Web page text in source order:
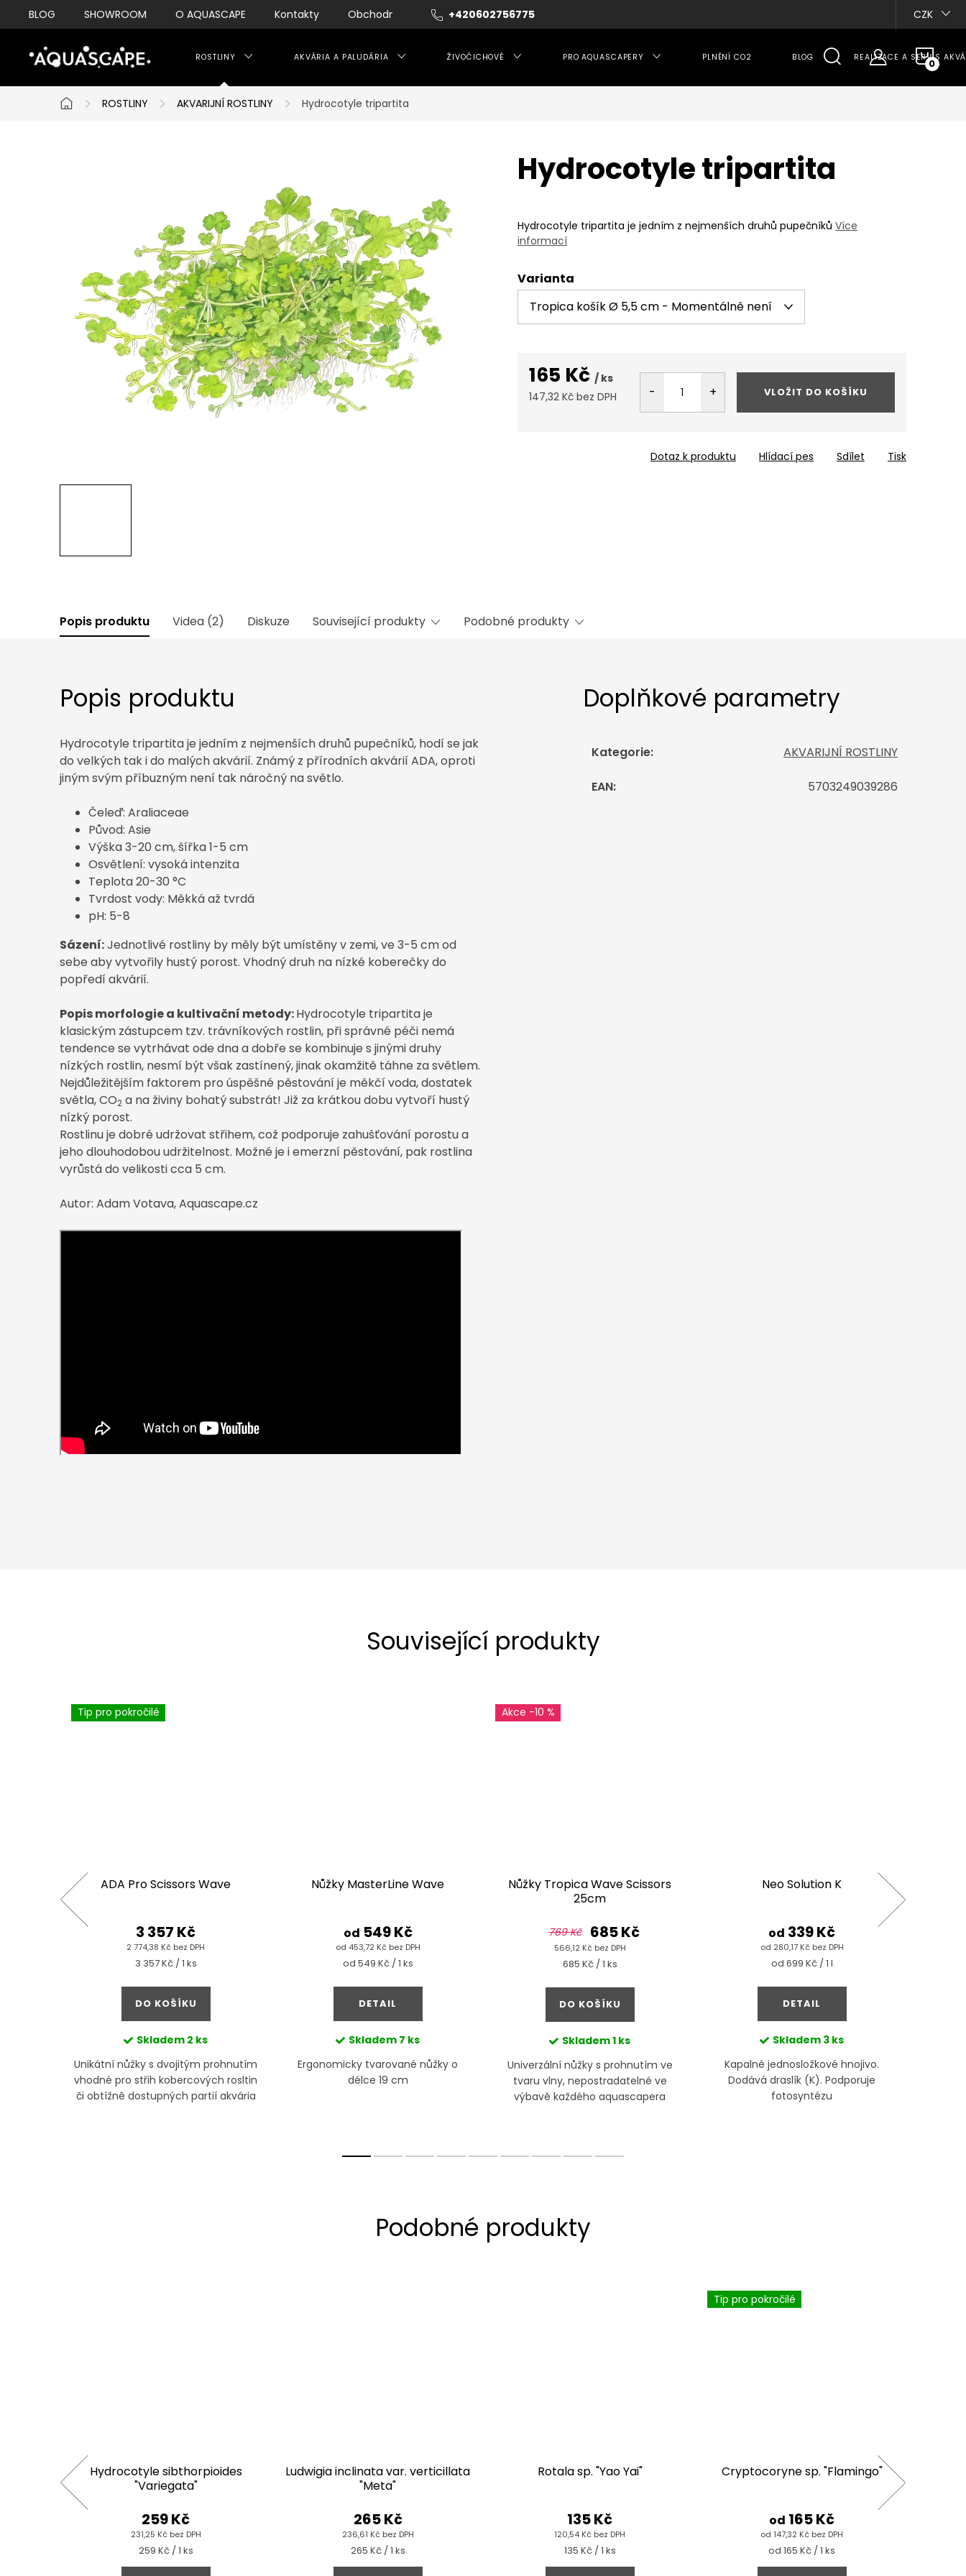
Přejít
na
+420602756775
BLOG SHOWROOM O AQUASCAPE Kontakty Obchodní podmínky Moje objednávka CZK
ROSTLINY AKVÁRIA A PALUDÁRIA ŽIVOČICHOVÉ PRO AQUASCAPERY PLNĚNÍ CO2 BLOG REALIZACE A SERVIS
Domů
ROSTLINY AKVARIJNÍ ROSTLINY Hydrocotyle tripartita
Hydrocotyle tripartita
Hydrocotyle tripartita je jedním z nejmenších druhů pupečníků Více
informací
Varianta
165 Kč / ks
147,32 Kč bez DPH
VLOŽIT DO KOŠÍKU
Tisk
Dotaz k produktu Hlídací pes Sdílet
Popis produktu Videa (2) Diskuze Související produkty Podobné produkty
Popis produktu
Hydrocotyle tripartita je jedním z nejmenších druhů pupečníků, hodí se jak
do velkých tak i do malých akvárií. Známý z přírodních akvárií ADA, oproti
jiným svým příbuzným není tak náročný na světlo.
Čeleď: Araliaceae
Původ: Asie
Výška 3-20 cm, šířka 1-5 cm
Osvětlení: vysoká intenzita
Teplota 20-30 °C
Tvrdost vody: Měkká až tvrdá
pH: 5-8
Sázení:Jednotlivé rostliny by měly být umístěny v zemi, ve 3-5 cm od
sebe aby vytvořily hustý porost. Vhodný druh na nízké koberečky do
popředí akvárií.
Popis morfologie a kultivační metody:Hydrocotyle tripartita je
klasickým zástupcem tzv. trávníkových rostlin, při správné péči nemá
tendence se vytrhávat ode dna a dobře se kombinuje s jinými druhy
nízkých rostlin, nesmí být však zastínený, jinak okamžitě táhne za světlem.
Nejdůležitějším faktorem pro úspěšné pěstování je měkčí voda, dostatek
světla, CO2 a na živiny bohatý substrát! Již za krátkou dobu vytvoří hustý
nízký porost.
Rostlinu je dobré udržovat střihem, což podporuje zahušťování porostu a
jeho dlouhodobou udržitelnost. Možné je i emerzní pěstování, pak rostlina
vyrůstá do velikosti cca 5 cm.
Autor: Adam Votava, Aquascape.cz
Doplňkové parametry
Kategorie: AKVARIJNÍ ROSTLINY
EAN: 5703249039286
Související produkty
Tip pro pokročilé
ADA Pro Scissors Wave
2 774,38 Kč bez DPH
3 357 Kč
Měrná
3 357 Kč / 1 ks
DO KOŠÍKU
Skladem 2 ks
Unikátní nůžky s dvojitým prohnutím
vhodné pro střih kobercových rosltin
či obtížně dostupných partií akvária
Nůžky MasterLine Wave
od 453,72 Kč bez DPH
od 549 Kč
Měrná
od 549 Kč / 1 ks
DETAIL
Skladem 7 ks
Ergonomicky tvarované nůžky o
délce 19 cm
-10 %
Nůžky Tropica Wave Scissors
25cm
769 Kč
566,12 Kč bez DPH
685 Kč
Měrná
685 Kč / 1 ks
DO KOŠÍKU
Skladem1 ks
Univerzální nůžky s prohnutím ve
tvaru vlny, nepostradatelné ve
výbavě každého aquascapera
Neo Solution K
od 280,17 Kč bez DPH
od 339 Kč
Měrná
od 699 Kč / 1 l
DETAIL
Skladem 3 ks
Kapalné jednosložkové hnojivo.
Dodává draslík (K). Podporuje
fotosyntézu
Hydrocotyle sibthorpioides
"Variegata"
231,25 Kč bez DPH
259 Kč
Měrná
cena:
259 Kč / 1 ks
Ludwigia inclinata var. verticillata
"Meta"
236,61 Kč bez DPH
265 Kč
Měrná
cena:
265 Kč / 1 ks
Rotala sp. "Yao Yai"
120,54 Kč bez DPH
135 Kč
Měrná
cena:
135 Kč / 1 ks
Tip pro pokročilé
Cryptocoryne sp. "Flamingo"
od 147,32 Kč bez DPH
od 165 Kč
Měrná
cena:
od 165 Kč / 1 ks